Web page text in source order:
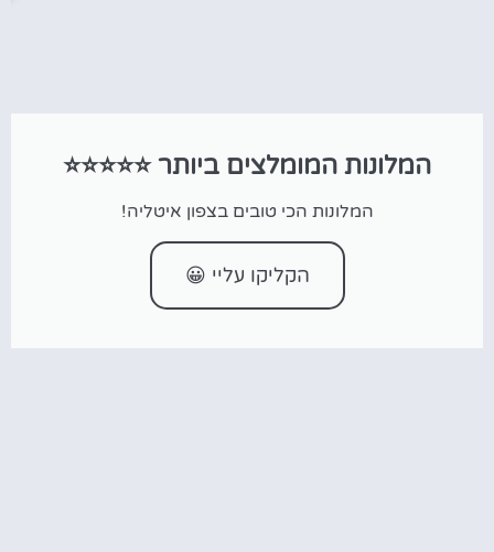
המלונות המומלצים ביותר ⭐⭐⭐⭐⭐
המלונות הכי טובים בצפון איטליה!
הקליקו עליי 😀